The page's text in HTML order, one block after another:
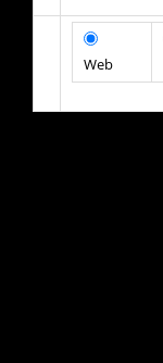
Web